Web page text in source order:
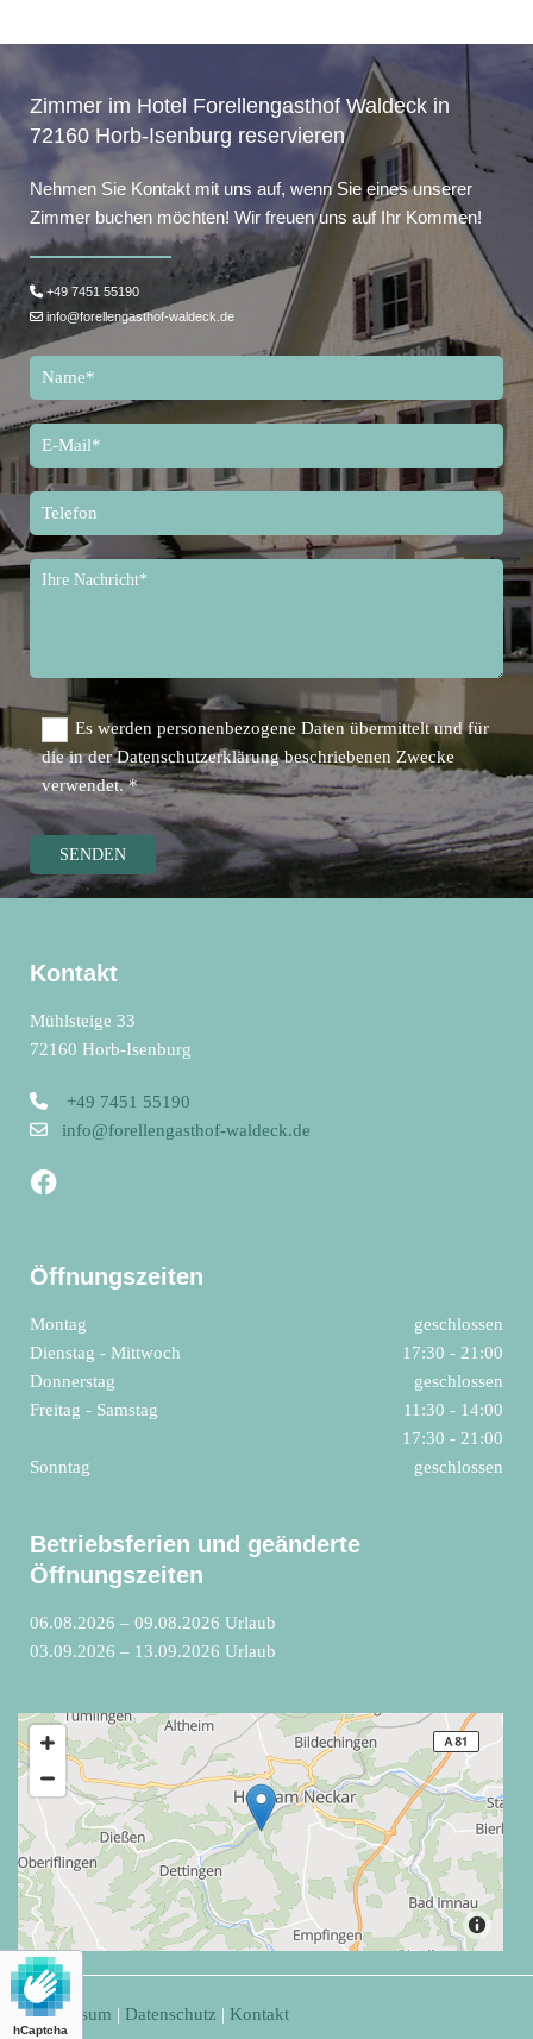
Zimmer im Hotel Forellengasthof Waldeck in
72160 Horb-Isenburg reservieren
Nehmen Sie Kontakt mit uns auf, wenn Sie eines unserer
Zimmer buchen möchten! Wir freuen uns auf Ihr Kommen!
 +49 7451 55190
 info@forellengasthof-waldeck.de
Es werden personenbezogene Daten übermittelt und für
die in der Datenschutzerklärung beschriebenen Zwecke
verwendet. *
hCaptcha
Kontakt
Mühlsteige 33
72160 Horb-Isenburg
 +49 7451 55190
 info@forellengasthof-waldeck.de
Öffnungszeiten
Montag
geschlossen
Dienstag - Mittwoch
17:30 - 21:00
Donnerstag
geschlossen
Freitag - Samstag
11:30 - 14:00
17:30 - 21:00
Sonntag
geschlossen
Betriebsferien und geänderte
Öffnungszeiten
06.08.2026 – 09.08.2026 Urlaub
03.09.2026 – 13.09.2026 Urlaub
Impressum | Datenschutz | Kontakt